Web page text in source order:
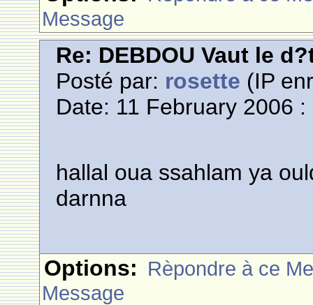
Message
Re: DEBDOU Vaut le
Posté par: rosette (IP
Date: 11 February 2006 :
hallal oua ssahlam ya
darnna
Options: Rèpondre à ce
Message